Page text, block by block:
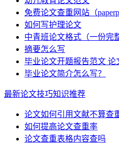
免费论文查重网站（
如何写护理论文
中青班论文格式（一份完
摘要怎么写
毕业论文开题报告范文 论
毕业论文简介怎么写？
最新论文技巧知识推荐
论文如何引用文献不算查
如何提高论文查重率
论文查重表格内容查吗